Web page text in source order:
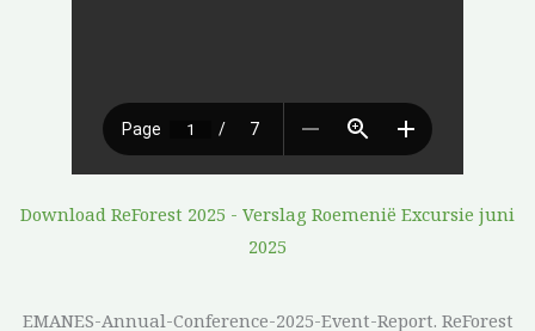
Download ReForest 2025 - Verslag Roemenië Excursie juni
2025
EMANES-Annual-Conference-2025-Event-Report. ReForest